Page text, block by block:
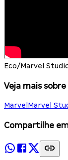
Eco/Marvel
Veja mais sobre
Marvel Marvel
Compartilhe